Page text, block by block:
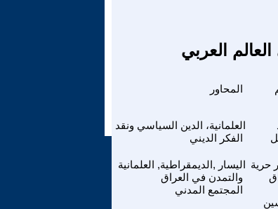
العربي
العلمانية، الدين السياسي ونقد
الفكر الديني
اليسار ,الديمقراطية, العلمانية
والتمدن في العراق
حرية
المجتمع المدني